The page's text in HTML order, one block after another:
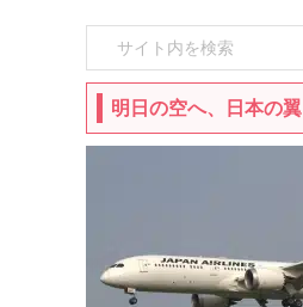
明日の空へ、日本の翼